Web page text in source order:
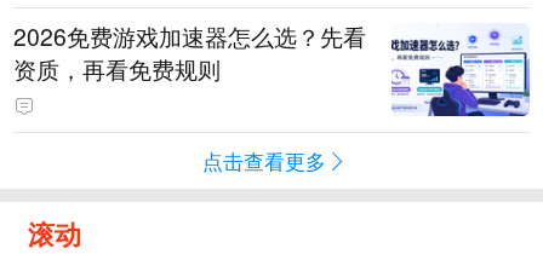
2026免费游戏加速器怎么选？先看
资质，再看免费规则
点击查看更多
滚动